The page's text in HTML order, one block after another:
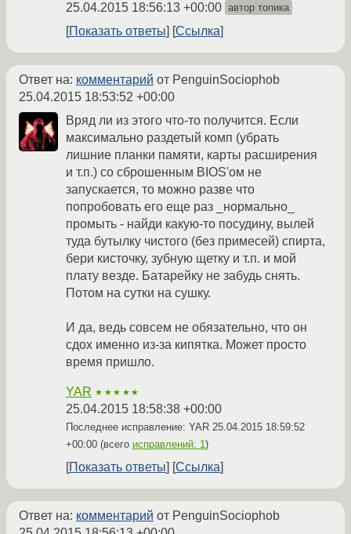
25.04.2015 18:56:13 +00:00 автор топика
Показать ответы Ссылка
Ответ на: комментарий от PenguinSociophob
25.04.2015 18:53:52 +00:00
Вряд ли из этого что-то получится. Если
максимально раздетый комп (убрать
лишние планки памяти, карты расширения
и т.п.) со сброшенным BIOS'ом не
запускается, то можно разве что
попробовать его еще раз _нормально_
промыть - найди какую-то посудину, вылей
туда бутылку чистого (без примесей) спирта,
бери кисточку, зубную щетку и т.п. и мой
плату везде. Батарейку не забудь снять.
Потом на сутки на сушку.
И да, ведь совсем не обязательно, что он
сдох именно из-за кипятка. Может просто
время пришло.
YAR ★★★★★
25.04.2015 18:58:38 +00:00
Последнее исправление: YAR 25.04.2015 18:59:52
+00:00 (всего исправлений: 1)
Показать ответы Ссылка
Ответ на: комментарий от PenguinSociophob